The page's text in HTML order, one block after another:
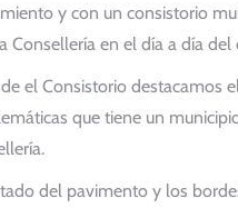
y con un consistorio
Consellería en el día a día del
el Consistorio destacamos
que tiene un
del pavimento y los